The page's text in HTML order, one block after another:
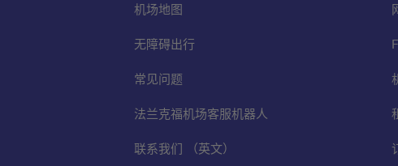
机场地图
无障碍出行
常见问题
法兰克福机场客服机器人
联系我们 （英文）